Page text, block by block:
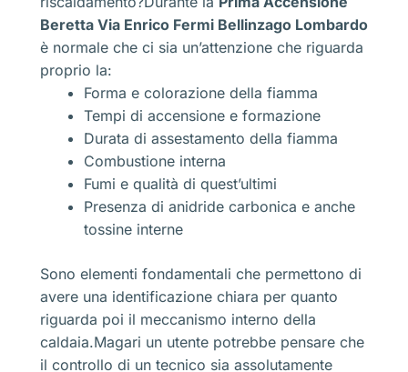
Beretta Via Enrico Fermi Bellinzago Lombardo
è normale che ci sia un’attenzione che riguarda
proprio la:
Forma e colorazione della fiamma
Tempi di accensione e formazione
Durata di assestamento della fiamma
Combustione interna
Fumi e qualità di quest’ultimi
Presenza di anidride carbonica e anche
tossine interne
Sono elementi fondamentali che permettono di
avere una identificazione chiara per quanto
riguarda poi il meccanismo interno della
caldaia.Magari un utente potrebbe pensare che
il controllo di un tecnico sia assolutamente